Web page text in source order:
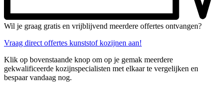
Wil je graag gratis en vrijblijvend meerdere offertes ontvangen?
Vraag direct offertes kunststof kozijnen aan!
Klik op bovenstaande knop om op je gemak meerdere
gekwalificeerde kozijnspecialisten met elkaar te vergelijken en
bespaar vandaag nog.